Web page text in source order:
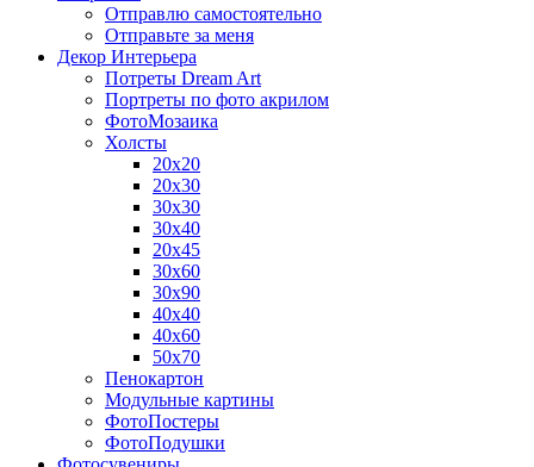
Отправлю самостоятельно
Отправьте за меня
Декор Интерьера
Потреты Dream Art
Портреты по фото акрилом
ФотоМозаика
Холсты
20х20
20х30
30х30
30х40
20х45
30х60
30х90
40х40
40х60
50х70
Пенокартон
Модульные картины
ФотоПостеры
ФотоПодушки